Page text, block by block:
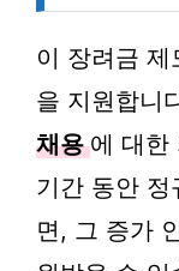
이 장려금
을 지원합니
채용 에 대한
기간 동안
면, 그 증가